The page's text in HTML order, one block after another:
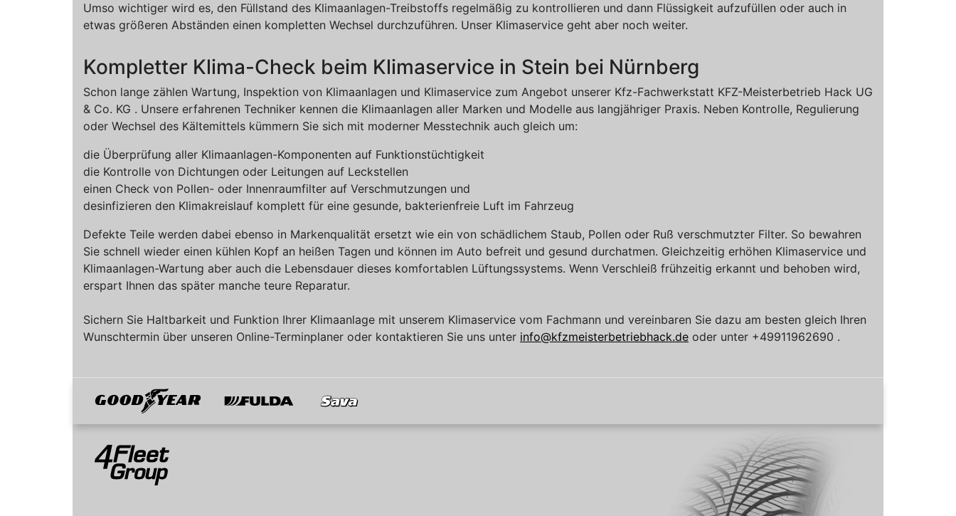
Umso wichtiger wird es, den Füllstand des Klimaanlagen-Treibstoffs regelmäßig zu kontrollieren und dann Flüssigkeit aufzufüllen oder auch in
etwas größeren Abständen einen kompletten Wechsel durchzuführen. Unser Klimaservice geht aber noch weiter.
Kompletter Klima-Check beim Klimaservice in Stein bei Nürnberg
Schon lange zählen Wartung, Inspektion von Klimaanlagen und Klimaservice zum Angebot unserer Kfz-Fachwerkstatt KFZ-Meisterbetrieb Hack UG
& Co. KG . Unsere erfahrenen Techniker kennen die Klimaanlagen aller Marken und Modelle aus langjähriger Praxis. Neben Kontrolle, Regulierung
oder Wechsel des Kältemittels kümmern Sie sich mit moderner Messtechnik auch gleich um:
die Überprüfung aller Klimaanlagen-Komponenten auf Funktionstüchtigkeit
die Kontrolle von Dichtungen oder Leitungen auf Leckstellen
einen Check von Pollen- oder Innenraumfilter auf Verschmutzungen und
desinfizieren den Klimakreislauf komplett für eine gesunde, bakterienfreie Luft im Fahrzeug
Defekte Teile werden dabei ebenso in Markenqualität ersetzt wie ein von schädlichem Staub, Pollen oder Ruß verschmutzter Filter. So bewahren
Sie schnell wieder einen kühlen Kopf an heißen Tagen und können im Auto befreit und gesund durchatmen. Gleichzeitig erhöhen Klimaservice und
Klimaanlagen-Wartung aber auch die Lebensdauer dieses komfortablen Lüftungssystems. Wenn Verschleiß frühzeitig erkannt und behoben wird,
erspart Ihnen das später manche teure Reparatur.
Sichern Sie Haltbarkeit und Funktion Ihrer Klimaanlage mit unserem Klimaservice vom Fachmann und vereinbaren Sie dazu am besten gleich Ihren
Wunschtermin über unseren Online-Terminplaner oder kontaktieren Sie uns unter info@kfzmeisterbetriebhack.de oder unter +49911962690 .
Goodyear Fulda Sava
Mitglied von
4Fleet Group